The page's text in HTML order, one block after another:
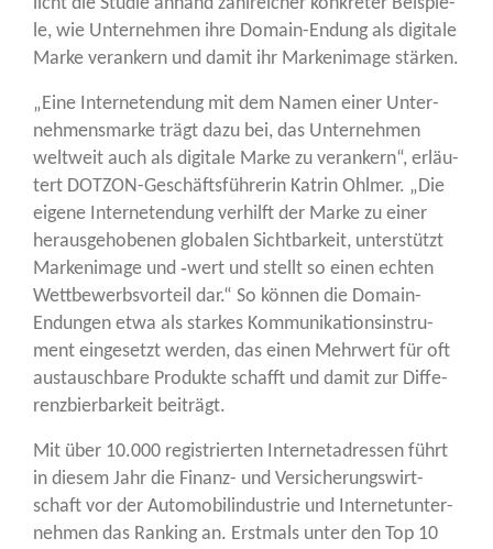
le, wie Unter­neh­men ihre Domain-Endung als digi­ta­le
Mar­ke ver­an­kern und damit ihr Mar­ken­image stärken.
„Eine Inter­neten­dung mit dem Namen einer Unter­
neh­mens­mar­ke trägt dazu bei, das Unter­neh­men
welt­weit auch als digi­ta­le Mar­ke zu ver­an­kern“, erläu­
tert DOT­ZON-Geschäfts­füh­re­rin Kat­rin Ohl­mer. „Die
eige­ne Inter­neten­dung ver­hilft der Mar­ke zu einer
her­aus­ge­ho­be­nen glo­ba­len Sicht­bar­keit, unter­stützt
Mar­ken­image und ‑wert und stellt so einen ech­ten
Wett­be­werbs­vor­teil dar.“ So kön­nen die Domain-
Endun­gen etwa als star­kes Kom­mu­ni­ka­ti­ons­in­stru­
ment ein­ge­setzt wer­den, das einen Mehr­wert für oft
aus­tausch­ba­re Pro­duk­te schafft und damit zur Dif­fe­
renz­bier­bar­keit beiträgt.
Mit über 10.000 regis­trier­ten Inter­net­adres­sen führt
in die­sem Jahr die Finanz- und Ver­si­che­rungs­wirt­
schaft vor der Auto­mo­bil­in­dus­trie und Inter­net­un­ter­
neh­men das Ran­king an. Erst­mals unter den Top 10